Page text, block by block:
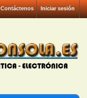
Iniciar sesión
Contáctenos